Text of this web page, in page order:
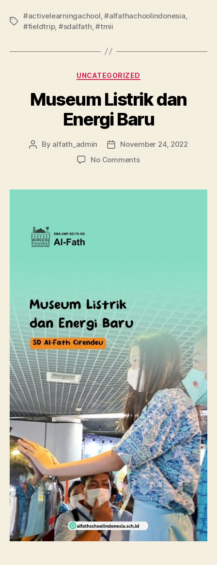
#activelearningachool,#alfathachoolindonesia,
#fieldtrip, #sdalfath,#tmii
UNCATEGORIZED
Museum Listrik dan
Energi Baru
By alfath_admin
November 24, 2022
No Comments